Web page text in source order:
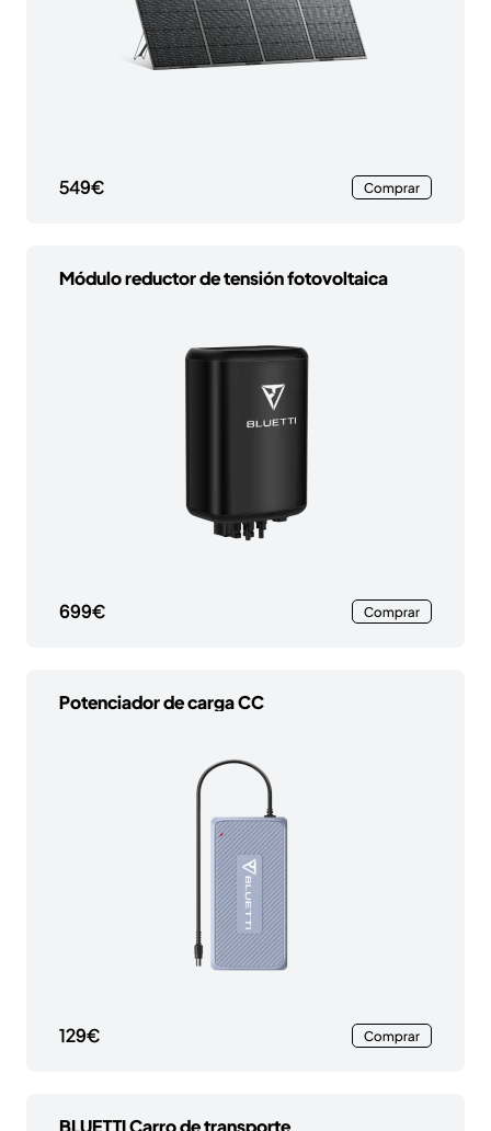
549€ Comprar
Módulo reductor de tensión fotovoltaica
699€ Comprar
Potenciador de carga CC
129€ Comprar